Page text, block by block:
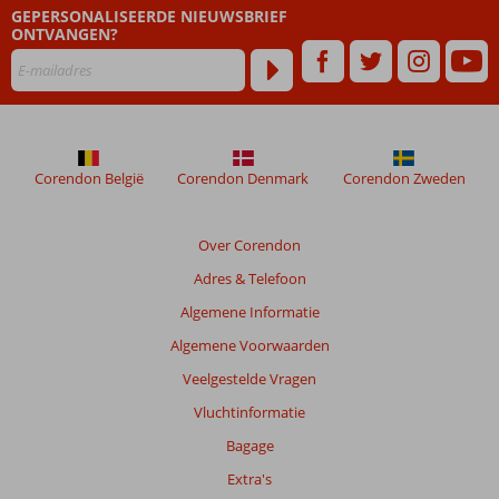
GEPERSONALISEERDE NIEUWSBRIEF
ONTVANGEN?
Over Corendon
Adres & Telefoon
Algemene Informatie
Algemene Voorwaarden
Veelgestelde Vragen
Vluchtinformatie
Bagage
Extra's
Corendon België Corendon Denmark Corendon Zweden